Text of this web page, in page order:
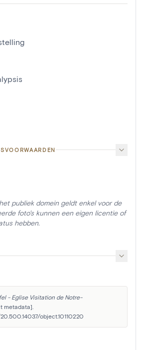
publiek domein geldt enkel voor de
foto's kunnen een eigen licentie of
hebben.
- Eglise Visitation de Notre-
metadata].
object.10110220